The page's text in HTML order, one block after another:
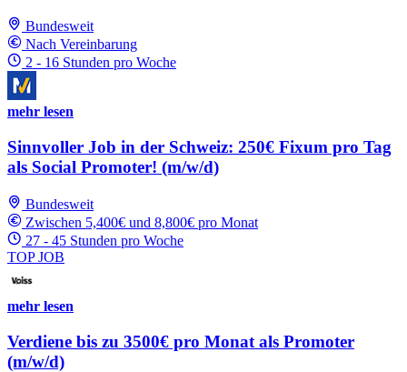
Bundesweit
Nach Vereinbarung
2 - 16 Stunden pro Woche
mehr lesen
Sinnvoller Job in der Schweiz: 250€ Fixum pro Tag
als Social Promoter! (m/w/d)
Bundesweit
Zwischen 5,400€ und 8,800€ pro Monat
27 - 45 Stunden pro Woche
TOP JOB
mehr lesen
Verdiene bis zu 3500€ pro Monat als Promoter
(m/w/d)